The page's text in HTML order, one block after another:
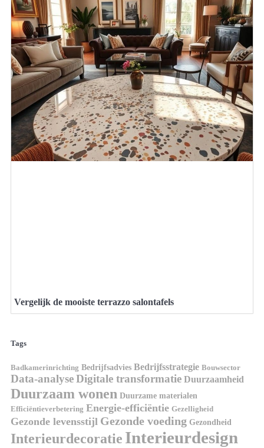
Vergelijk de mooiste terrazzo salontafels
Tags
Badkamerinrichting Bedrijfsadvies Bedrijfsstrategie Bouwsector
Data-analyseDigitale transformatie Duurzaamheid
Duurzaam wonen Duurzame materialen
Efficiëntieverbetering Energie-efficiëntie Gezelligheid
Gezonde levensstijl Gezonde voeding Gezondheid
Interieurdecoratie Interieurdesign